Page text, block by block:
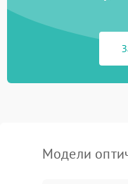
Неисправность системы
защиты от замыкания
защиты от перегрева
Модели